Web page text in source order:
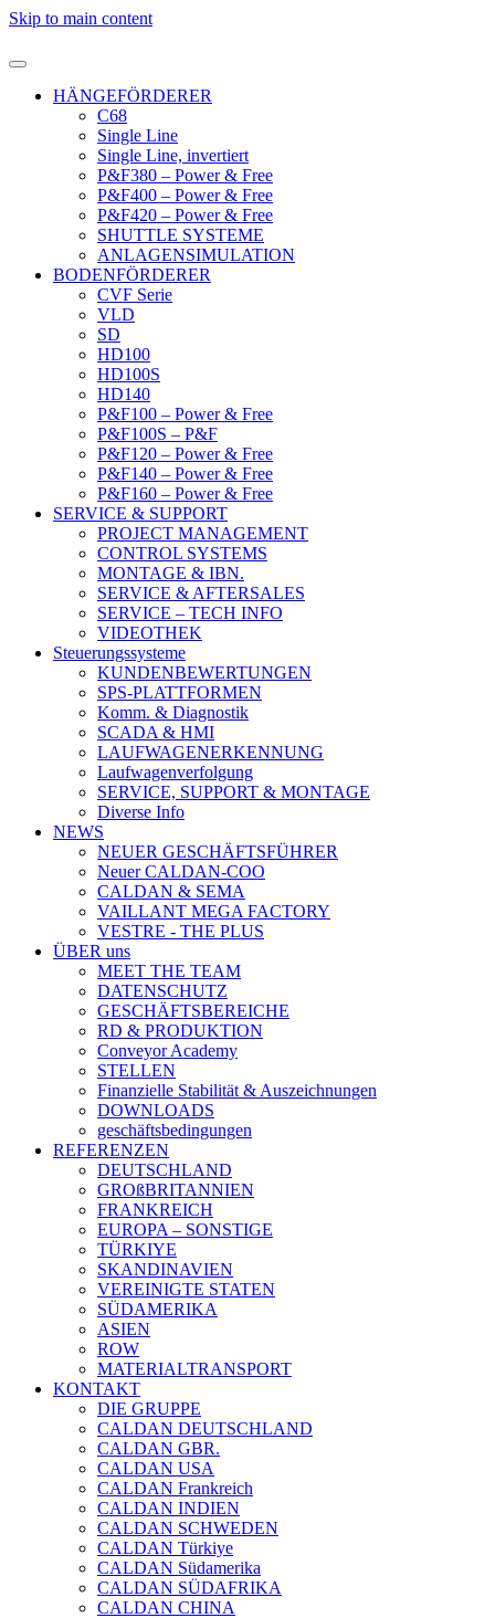
Skip to main content
HÄNGEFÖRDERER
C68
Single Line
Single Line, invertiert
P&F380 – Power & Free
P&F400 – Power & Free
P&F420 – Power & Free
SHUTTLE SYSTEME
ANLAGENSIMULATION
BODENFÖRDERER
CVF Serie
VLD
SD
HD100
HD100S
HD140
P&F100 – Power & Free
P&F100S – P&F
P&F120 – Power & Free
P&F140 – Power & Free
P&F160 – Power & Free
SERVICE & SUPPORT
PROJECT MANAGEMENT
CONTROL SYSTEMS
MONTAGE & IBN.
SERVICE & AFTERSALES
SERVICE – TECH INFO
VIDEOTHEK
Steuerungssysteme
KUNDENBEWERTUNGEN
SPS-PLATTFORMEN
Komm. & Diagnostik
SCADA & HMI
LAUFWAGENERKENNUNG
Laufwagenverfolgung
SERVICE, SUPPORT & MONTAGE
Diverse Info
NEWS
NEUER GESCHÄFTSFÜHRER
Neuer CALDAN-COO
CALDAN & SEMA
VAILLANT MEGA FACTORY
VESTRE - THE PLUS
ÜBER uns
MEET THE TEAM
DATENSCHUTZ
GESCHÄFTSBEREICHE
RD & PRODUKTION
Conveyor Academy
STELLEN
Finanzielle Stabilität & Auszeichnungen
DOWNLOADS
geschäftsbedingungen
REFERENZEN
DEUTSCHLAND
GROßBRITANNIEN
FRANKREICH
EUROPA – SONSTIGE
TÜRKIYE
SKANDINAVIEN
VEREINIGTE STATEN
SÜDAMERIKA
ASIEN
ROW
MATERIALTRANSPORT
KONTAKT
DIE GRUPPE
CALDAN DEUTSCHLAND
CALDAN GBR.
CALDAN USA
CALDAN Frankreich
CALDAN INDIEN
CALDAN SCHWEDEN
CALDAN Türkiye
CALDAN Südamerika
CALDAN SÜDAFRIKA
CALDAN CHINA